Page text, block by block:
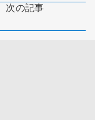
次の記事